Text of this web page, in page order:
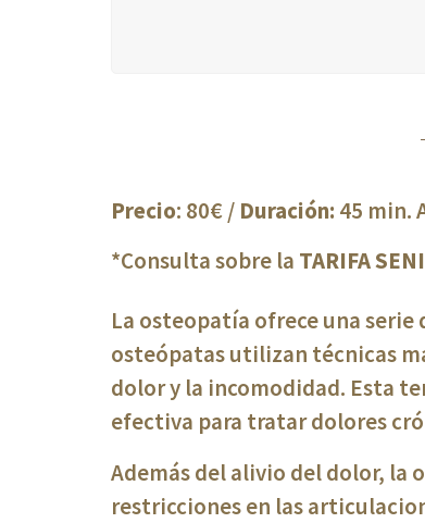
Precio: 80€ / Duración: 45 min.
*Consulta sobre la TARIFA
La osteopatía ofrece una
osteópatas utilizan técnicas
dolor y la incomodidad. Esta
efectiva para tratar dolores
Además del alivio del dolor, la
restricciones en las